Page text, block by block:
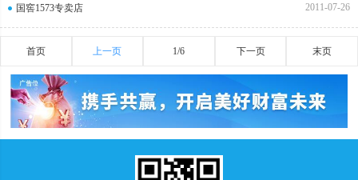
国窖1573专卖店 2011-07-26
首页 上一页 1/6 下一页 末页